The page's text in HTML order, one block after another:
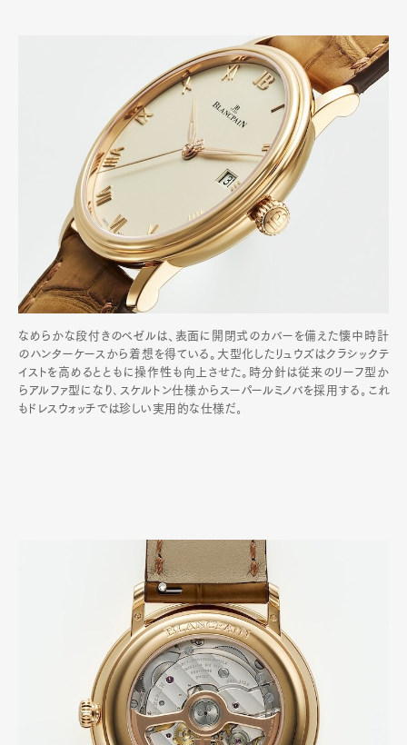
なめらかな段付きのベゼルは、表面に開閉式のカバーを備えた懐中時計
のハンターケースから着想を得ている。大型化したリュウズはクラシックテ
イストを高めるとともに操作性も向上させた。時分針は従来のリーフ型か
らアルファ型になり､スケルトン仕様からスーパールミノバを採用する｡これ
もドレスウォッチでは珍しい実用的な仕様だ｡